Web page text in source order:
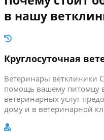
в нашу
Круглосуточная
Ветеринары ветклиники
помощь вашему питомцу
ветеринарных услуг
дому и в ветеринарной